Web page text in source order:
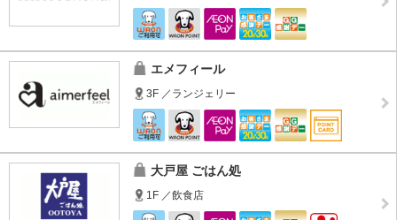
エメフィール
3F ／ランジェリー
大戸屋 ごはん処
1F ／飲食店